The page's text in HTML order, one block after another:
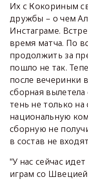
Их с Кокориным
дружбы – о чем
Инстаграме.
время матча. По
продолжить за
пошло не так.
после вечеринки
сборная вылетела
тень не только
национальную
сборную не
в состав не
"У нас сейчас
играм со